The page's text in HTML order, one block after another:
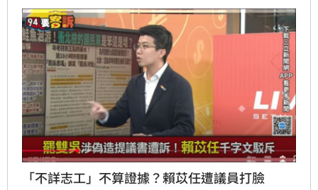
「不詳志工」不算證據？賴苡任遭議員打臉